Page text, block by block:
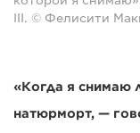
III. © Фелисити
«Когда я снимаю
натюрморт, —